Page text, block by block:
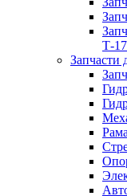
Т-
Запчасти